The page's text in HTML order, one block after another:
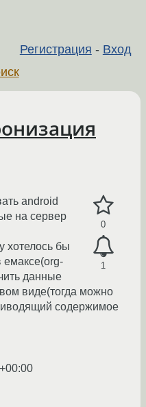
Регистрация - Вход
0
1
android
на сервер
хотелось бы
емаксе(org-
данные
виде(тогда можно
содержимое